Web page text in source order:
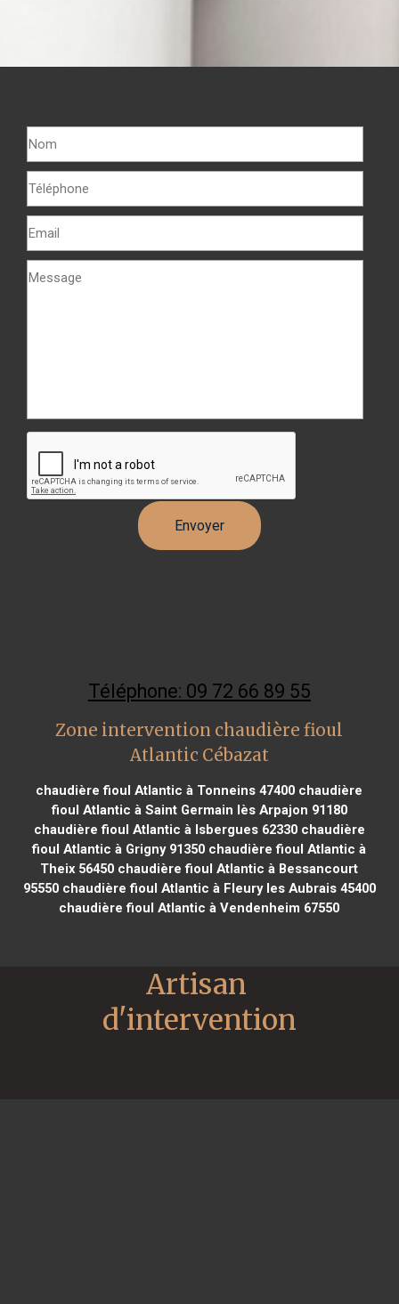
Téléphone: 09 72 66 89 55
Zone intervention chaudière fioul
Atlantic Cébazat
chaudière fioul Atlantic à Tonneins 47400 chaudière
fioul Atlantic à Saint Germain lès Arpajon 91180
chaudière fioul Atlantic à Isbergues 62330chaudière
fioul Atlantic à Grigny 91350 chaudière fioul Atlantic à
Theix 56450 chaudière fioul Atlantic à Bessancourt
95550chaudière fioul Atlantic à Fleury les Aubrais 45400
chaudière fioul Atlantic à Vendenheim 67550
Artisan
d'intervention